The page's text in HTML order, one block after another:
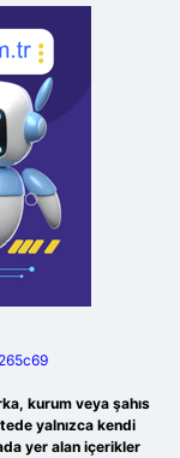
kurum veya şahıs
yalnızca kendi
yer alan içerikler